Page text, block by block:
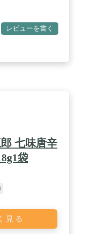
レビューを書く
七味唐辛
袋
見る